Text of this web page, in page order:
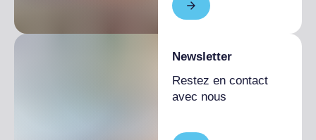
Newsletter
Restez en contact
avec nous